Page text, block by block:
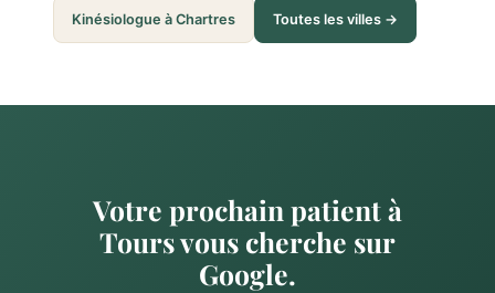
Kinésiologue à Chartres Toutes les villes →
Votre prochain patient à
Tours vous cherche sur
Google.